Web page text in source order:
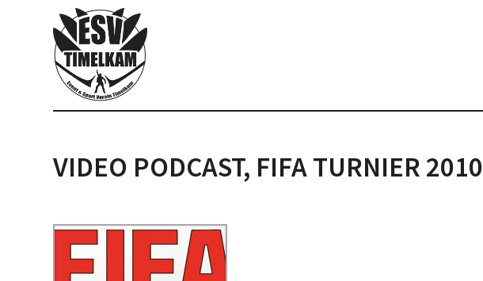
VIDEO PODCAST, FIFA TURNIER 2010